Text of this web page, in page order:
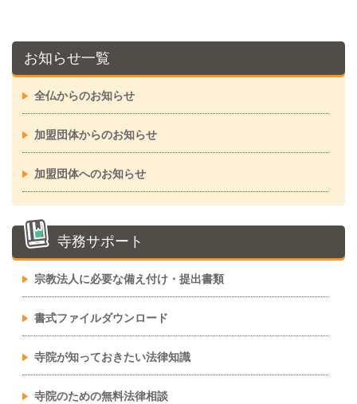
お知らせ一覧
全仏からのお知らせ
加盟団体からのお知らせ
加盟団体へのお知らせ
寺務サポート
宗教法人に必要な備え付け・提出書類
書式ファイルダウンロード
寺院が知っておきたい法律知識
寺院のための無料法律相談